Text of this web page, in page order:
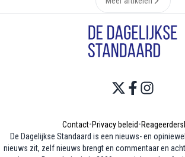
Contact•Privacy beleid•
De Dagelijkse Standaard is een nieuws- en
nieuws zit, zelf nieuws brengt en commentaar en